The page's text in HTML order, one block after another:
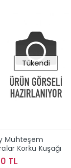
Tükendi
Muhteşem
Korku Kuşağı
TL